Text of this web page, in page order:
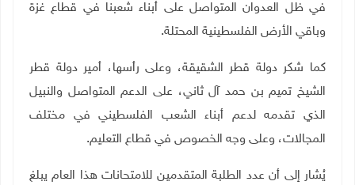
في ظل العدوان المتواصل على أبناء شعبنا في قطاع غزة
وباقي الأرض الفلسطينية المحتلة.
كما شكر دولة قطر الشقيقة، وعلى رأسها، أمير دولة قطر
الشيخ تميم بن حمد آل ثاني، على الدعم المتواصل والنبيل
الذي تقدمه لدعم أبناء الشعب الفلسطيني في مختلف
المجالات، وعلى وجه الخصوص في قطاع التعليم.
يُشار إلى أن عدد الطلبة المتقدمين للامتحانات هذا العام يبلغ